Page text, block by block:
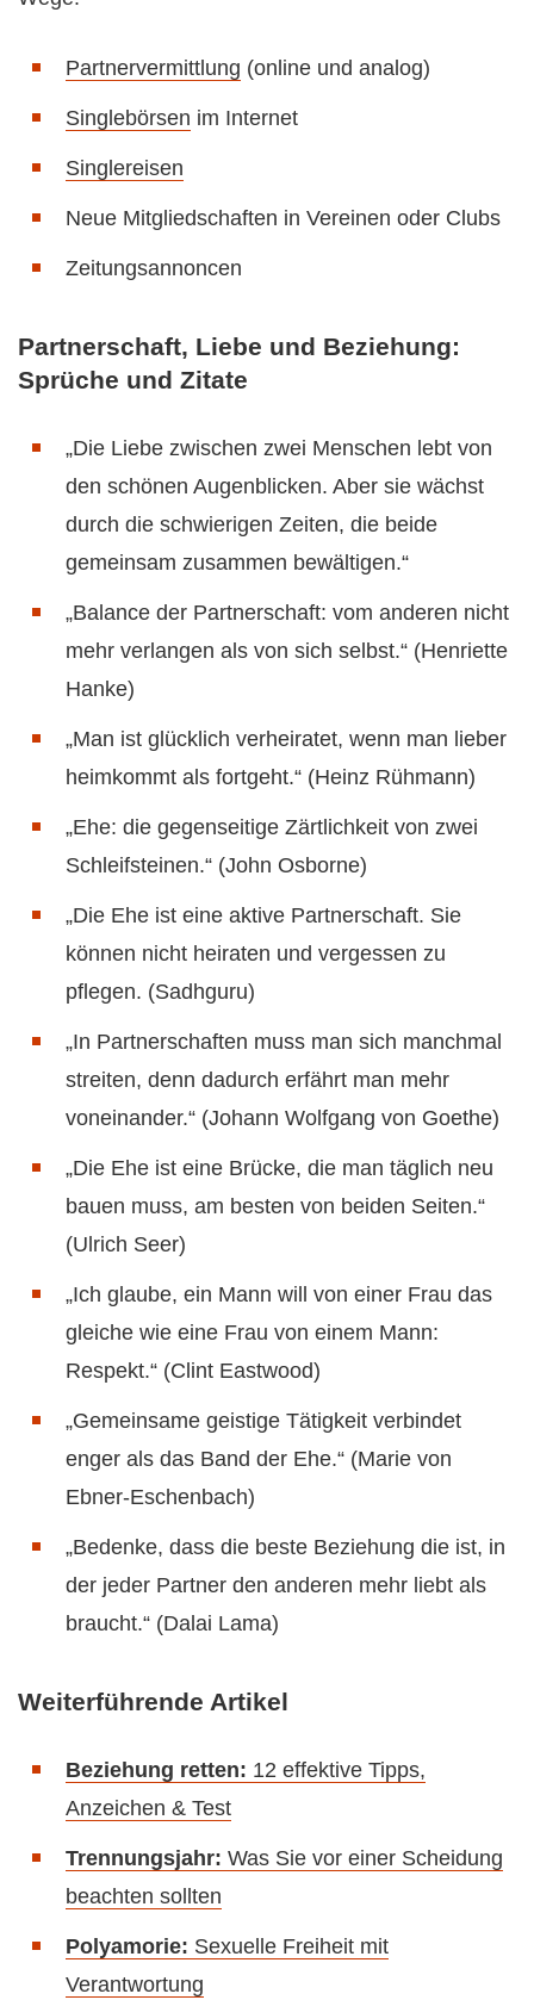
Partnervermittlung (online und analog)
Singlebörsen im Internet
Singlereisen
Neue Mitgliedschaften in Vereinen oder Clubs
Zeitungsannoncen
Partnerschaft, Liebe und Beziehung:
Sprüche und Zitate
„Die Liebe zwischen zwei Menschen lebt von
den schönen Augenblicken. Aber sie wächst
durch die schwierigen Zeiten, die beide
gemeinsam zusammen bewältigen.“
„Balance der Partnerschaft: vom anderen nicht
mehr verlangen als von sich selbst.“ (Henriette
Hanke)
„Man ist glücklich verheiratet, wenn man lieber
heimkommt als fortgeht.“ (Heinz Rühmann)
„Ehe: die gegenseitige Zärtlichkeit von zwei
Schleifsteinen.“ (John Osborne)
„Die Ehe ist eine aktive Partnerschaft. Sie
können nicht heiraten und vergessen zu
pflegen. (Sadhguru)
„In Partnerschaften muss man sich manchmal
streiten, denn dadurch erfährt man mehr
voneinander.“ (Johann Wolfgang von Goethe)
„Die Ehe ist eine Brücke, die man täglich neu
bauen muss, am besten von beiden Seiten.“
(Ulrich Seer)
„Ich glaube, ein Mann will von einer Frau das
gleiche wie eine Frau von einem Mann:
Respekt.“ (Clint Eastwood)
„Gemeinsame geistige Tätigkeit verbindet
enger als das Band der Ehe.“ (Marie von
Ebner-Eschenbach)
„Bedenke, dass die beste Beziehung die ist, in
der jeder Partner den anderen mehr liebt als
braucht.“ (Dalai Lama)
Weiterführende Artikel
Beziehung retten: 12 effektive Tipps,
Anzeichen & Test
Trennungsjahr: Was Sie vor einer Scheidung
beachten sollten
Polyamorie: Sexuelle Freiheit mit
Verantwortung